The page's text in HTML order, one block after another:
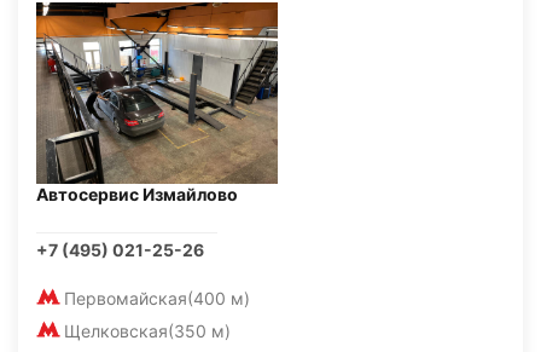
Автосервис Измайлово
+7 (495) 021-25-26
Первомайская(400 м)
Щелковская(350 м)